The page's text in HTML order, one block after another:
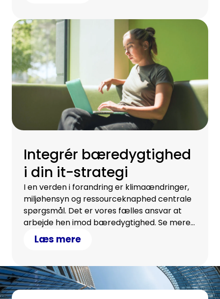
Integrér bæredygtighed
i din it-strategi
I en verden i forandring er klimaændringer,
miljøhensyn og ressourceknaphed centrale
spørgsmål. Det er vores fælles ansvar at
arbejde hen imod bæredygtighed. Se mere
om, hvordan din IT-strategi kan bidrage.
Læs mere